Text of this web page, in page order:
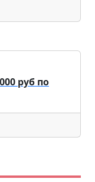
руб по